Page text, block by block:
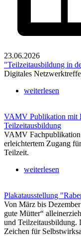
23.06.2026
"Teilzeitausbildung in
Digitales
weiterlesen
VAMV Publikation mit
Teilzeitausbildung
VAMV Fachpublikation
erleichtertem Zugang
Teilzeit.
weiterlesen
Plakatausstellung
Von März bis
gute Mütter“
und Teilzeitausbildung.
Zeichen für